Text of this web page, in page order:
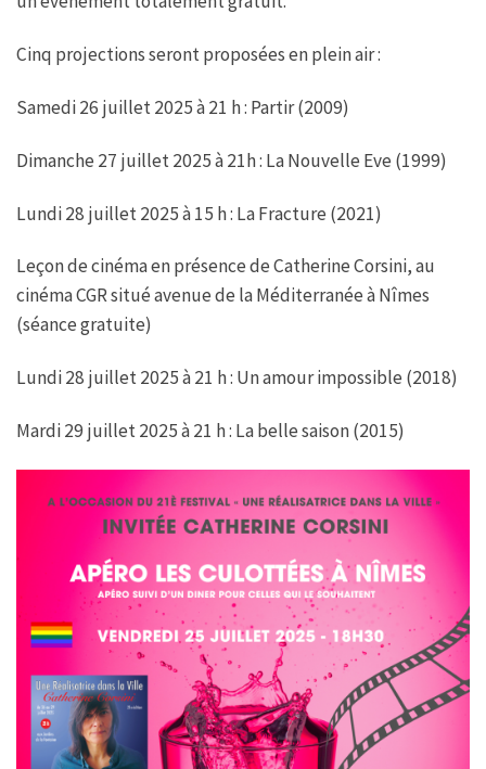
Cinq projections seront proposées en plein air :
Samedi 26 juillet 2025 à 21 h : Partir (2009)
Dimanche 27 juillet 2025 à 21h : La Nouvelle Eve (1999)
Lundi 28 juillet 2025 à 15 h : La Fracture (2021)
Leçon de cinéma en présence de Catherine Corsini, au
cinéma CGR situé avenue de la Méditerranée à Nîmes
(séance gratuite)
Lundi 28 juillet 2025 à 21 h : Un amour impossible (2018)
Mardi 29 juillet 2025 à 21 h : La belle saison (2015)